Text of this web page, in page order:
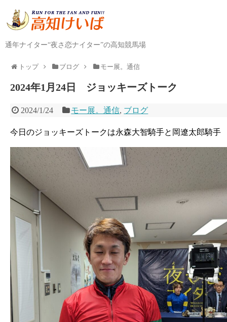
通年ナイター“夜さ恋ナイター”の高知競馬場
トップ ブログ モー展。通信
2024年1月24日 ジョッキーズトーク
2024/1/24 モー展。通信, ブログ
今日のジョッキーズトークは永森大智騎手と岡遼太郎騎手